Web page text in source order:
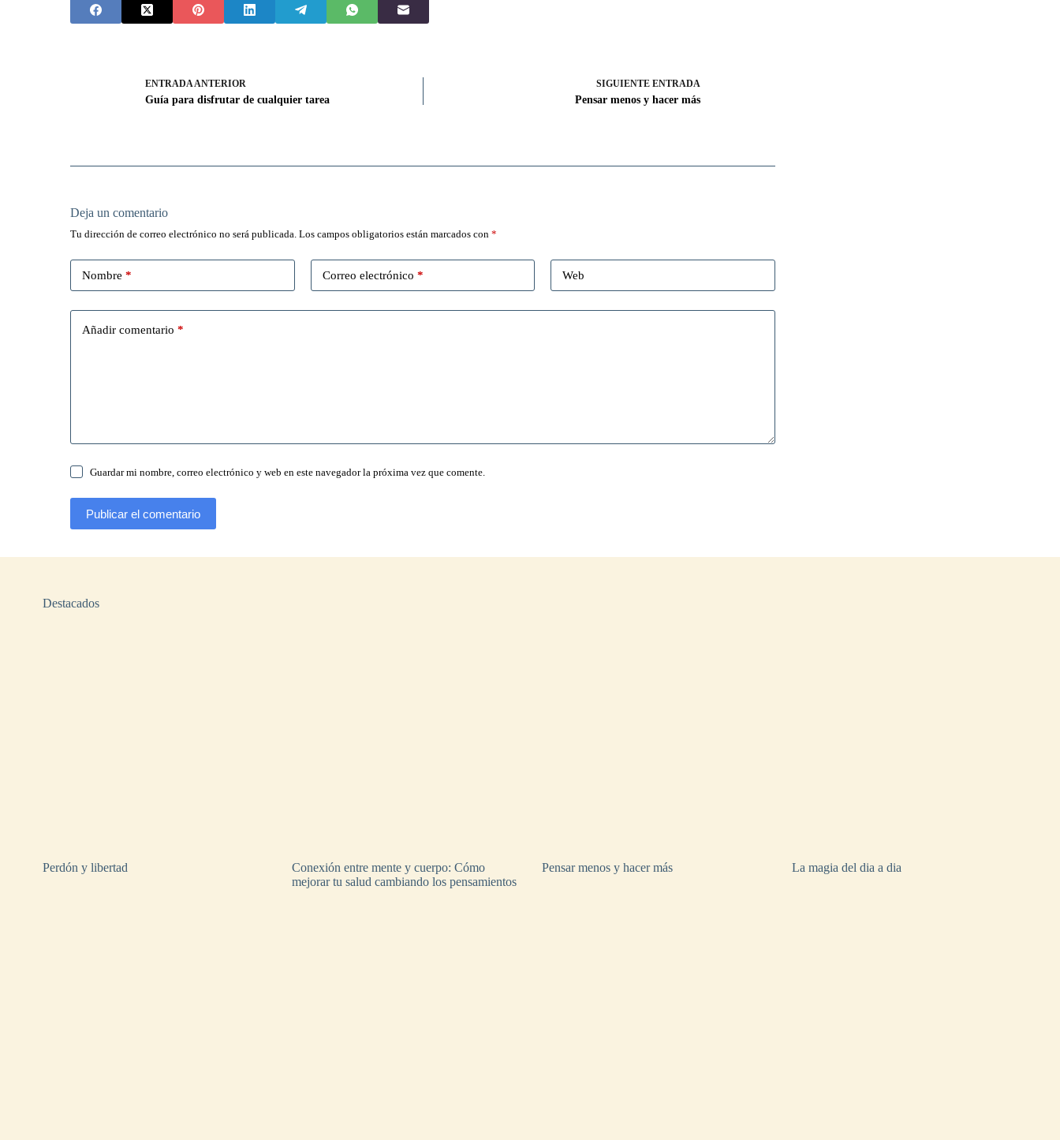
ENTRADAANTERIOR
Guía para disfrutar de cualquier tarea
SIGUIENTEENTRADA
Pensar menos y hacer más
Deja un comentario
Tu dirección de correo electrónico no será publicada. Los campos obligatorios están marcados con *
Nombre * Correo electrónico * Web
Añadir comentario *
Guardar mi nombre, correo electrónico y web en este navegador la próxima vez que comente.
Publicar el comentario
Destacados
Perdón y libertad
Conexión entre mente y cuerpo: Cómo
mejorar tu salud cambiando los pensamientos
Pensar menos y hacer más La magia del dia a dia